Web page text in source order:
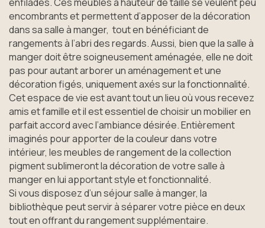
encombrants et permettent d’apposer de la décoration
dans sa salle à manger, tout en bénéficiant de
rangements à l’abri des regards. Aussi, bien que la salle à
manger doit être soigneusement aménagée, elle ne doit
pas pour autant arborer un aménagement et une
décoration figés, uniquement axés sur la fonctionnalité.
Cet espace de vie est avant tout un lieu où vous recevez
amis et famille et il est essentiel de choisir un mobilier en
parfait accord avec l’ambiance désirée. Entièrement
imaginés pour apporter de la couleur dans votre
intérieur, les meubles de rangement de la collection
pigment sublimeront la décoration de votre salle à
manger en lui apportant style et fonctionnalité.
Si vous disposez d’un séjour salle à manger, la
bibliothèque peut servir à séparer votre pièce en deux
tout en offrant du rangement supplémentaire.